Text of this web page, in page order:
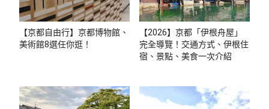
【京都自由行】京都博物館、
美術館8選任你逛！
【2026】京都「伊根舟屋」
完全導覽！交通方式、伊根住
宿、景點、美食一次介紹